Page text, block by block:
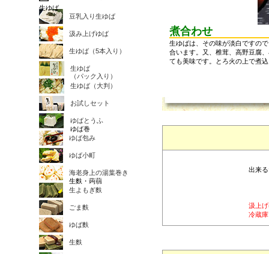
煮合わせ
生ゆばは、その味が淡白ですの
合います。又、椎茸、高野豆腐
ても美味です。とろ火の上で煮
出来
汲上
冷蔵
生ゆば
豆乳入り生ゆば
汲み上げゆば
生ゆば（5本入り）
生ゆば
（パック入り）
生ゆば（大判）
お試しセット
ゆばとうふ
ゆば巻
ゆば包み
ゆば小町
海老身上の湯葉巻き
生麩・蒟蒻
生よもぎ麩
ごま麩
ゆば麩
生麩